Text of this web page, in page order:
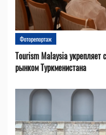
Фоторепортаж
Tourism Malaysia укрепляет
рынком Туркменистана